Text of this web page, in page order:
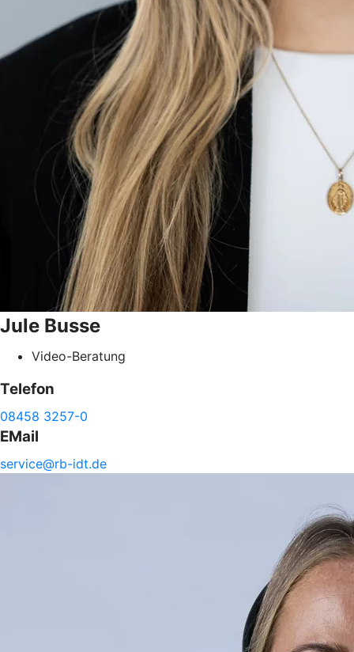
Jule Busse
Video-Beratung
Telefon
08458 3257-0
EMail
service@rb-idt.de